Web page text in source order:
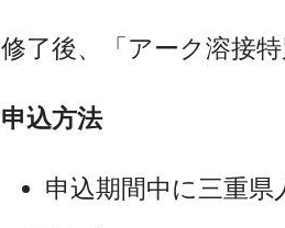
修了後、「アーク溶接
申込方法
申込期間中に三重